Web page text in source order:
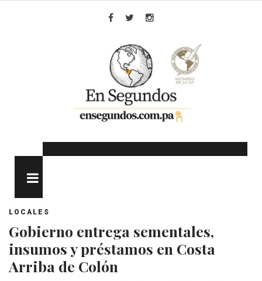
LOCALES
Gobierno entrega sementales,
insumos y préstamos en Costa
Arriba de Colón